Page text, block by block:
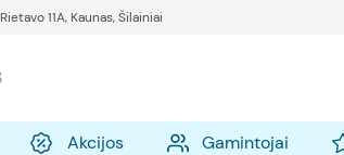
Rietavo 11A, Kaunas, Šilainiai
Akcijos Gamintojai